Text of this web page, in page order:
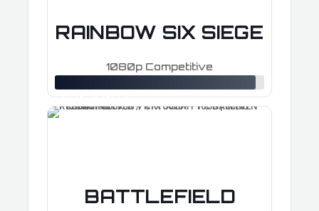
RAINBOW SIX SIEGE
1080p Competitive
≈ 550–760 FPS
BATTLEFIELD